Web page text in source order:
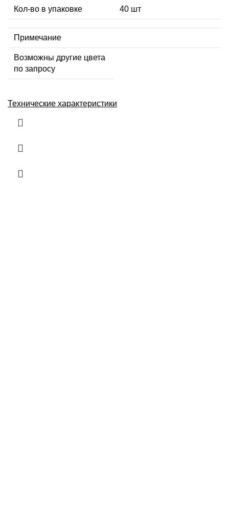
Кол-во в упаковке 40 шт
Примечание
Возможны другие цвета
по запросу
Технические характеристики